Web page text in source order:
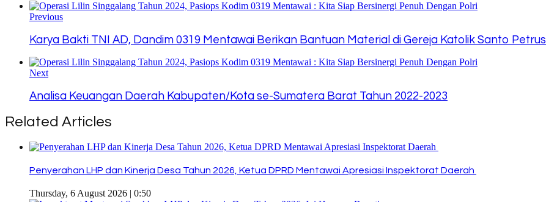
Link
Previous
Karya Bakti TNI AD, Dandim 0319 Mentawai Berikan Bantuan Material di Gereja Katolik Santo Petrus
Next
Analisa Keuangan Daerah Kabupaten/Kota se-Sumatera Barat Tahun 2022-2023
Related Articles
Penyerahan LHP dan Kinerja Desa Tahun 2026, Ketua DPRD Mentawai Apresiasi Inspektorat Daerah
Thursday, 6 August 2026 | 0:50